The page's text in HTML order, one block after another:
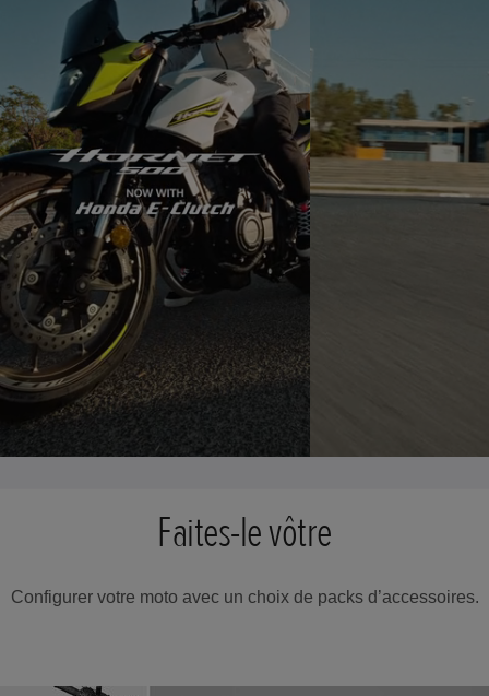
Faites-le vôtre
Configurer votre moto avec un choix de packs d’accessoires.